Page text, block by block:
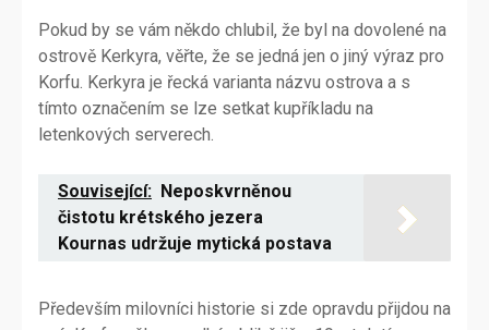
Pokud by se vám někdo chlubil, že byl na dovolené na
ostrově Kerkyra, věřte, že se jedná jen o jiný výraz pro
Korfu. Kerkyra je řecká varianta názvu ostrova a s
tímto označením se lze setkat kupříkladu na
letenkových serverech.
Související: Neposkvrněnou
čistotu krétského jezera
Kournas udržuje mytická postava
Především milovníci historie si zde opravdu přijdou na